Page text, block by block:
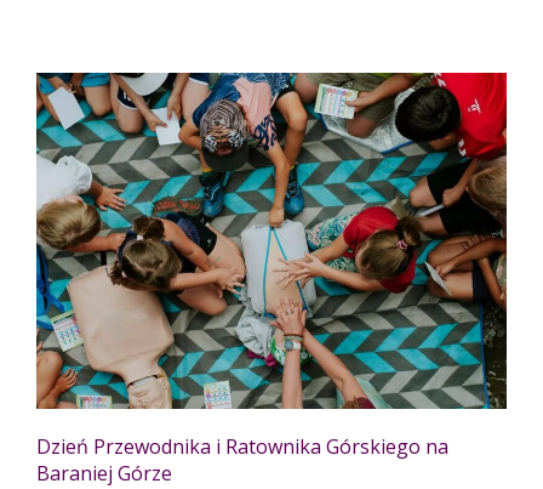
Dzień Przewodnika i Ratownika Górskiego na
Baraniej Górze